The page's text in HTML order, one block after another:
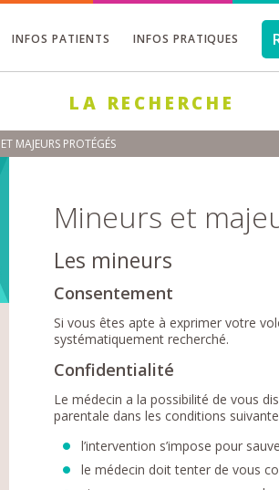
INFOS PATIENTS INFOS PRATIQUES
LA RECHERCHE
MAJEURS PROTÉGÉS
Mineurs et
Les mineurs
Consentement
Si vous êtes apte à exprimer votre
systématiquement recherché.
Confidentialité
Le médecin a la possibilité de vous
parentale dans les conditions
l’intervention s’impose pour
le médecin doit tenter de vous